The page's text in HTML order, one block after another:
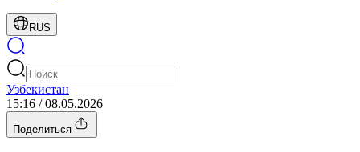
RUS
Узбекистан
15:16 / 08.05.2026
Поделиться